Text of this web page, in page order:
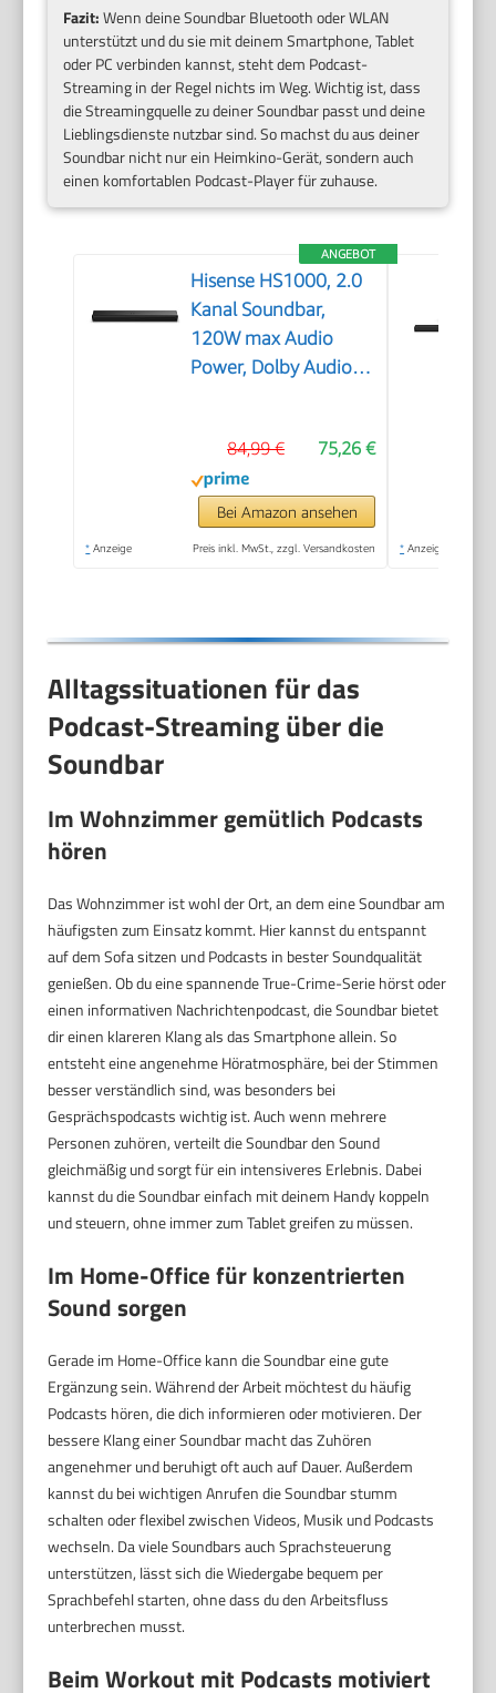
Fazit:Wenn deine Soundbar Bluetooth oder WLAN
unterstützt und du sie mit deinem Smartphone, Tablet
oder PC verbinden kannst, steht dem Podcast-
Streaming in der Regel nichts im Weg. Wichtig ist, dass
die Streamingquelle zu deiner Soundbar passt und deine
Lieblingsdienste nutzbar sind. So machst du aus deiner
Soundbar nicht nur ein Heimkino-Gerät, sondern auch
einen komfortablen Podcast-Player für zuhause.
ANGEBOT
Hisense HS1000, 2.0
Kanal Soundbar,
120W max Audio
Power, Dolby Audio,
EzPlay
75,26 €
84,99 €
Bei Amazon ansehen
* Anzeige Preis inkl. MwSt., zzgl. Versandkosten * Anzeige
Alltagssituationen für das
Podcast-Streaming über die
Soundbar
Im Wohnzimmer gemütlich Podcasts
hören
Das Wohnzimmer ist wohl der Ort, an dem eine Soundbar am
häufigsten zum Einsatz kommt. Hier kannst du entspannt
auf dem Sofa sitzen und Podcasts in bester Soundqualität
genießen. Ob du eine spannende True-Crime-Serie hörst oder
einen informativen Nachrichtenpodcast, die Soundbar bietet
dir einen klareren Klang als das Smartphone allein. So
entsteht eine angenehme Höratmosphäre, bei der Stimmen
besser verständlich sind, was besonders bei
Gesprächspodcasts wichtig ist. Auch wenn mehrere
Personen zuhören, verteilt die Soundbar den Sound
gleichmäßig und sorgt für ein intensiveres Erlebnis. Dabei
kannst du die Soundbar einfach mit deinem Handy koppeln
und steuern, ohne immer zum Tablet greifen zu müssen.
Im Home-Office für konzentrierten
Sound sorgen
Gerade im Home-Office kann die Soundbar eine gute
Ergänzung sein. Während der Arbeit möchtest du häufig
Podcasts hören, die dich informieren oder motivieren. Der
bessere Klang einer Soundbar macht das Zuhören
angenehmer und beruhigt oft auch auf Dauer. Außerdem
kannst du bei wichtigen Anrufen die Soundbar stumm
schalten oder flexibel zwischen Videos, Musik und Podcasts
wechseln. Da viele Soundbars auch Sprachsteuerung
unterstützen, lässt sich die Wiedergabe bequem per
Sprachbefehl starten, ohne dass du den Arbeitsfluss
unterbrechen musst.
Beim Workout mit Podcasts motiviert